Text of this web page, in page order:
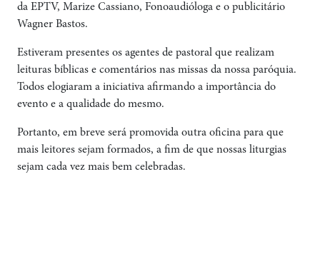
da EPTV, Marize Cassiano, Fonoaudióloga e o publicitário
Wagner Bastos.
Estiveram presentes os agentes de pastoral que realizam
leituras bíblicas e comentários nas missas da nossa paróquia.
Todos elogiaram a iniciativa afirmando a importância do
evento e a qualidade do mesmo.
Portanto, em breve será promovida outra oficina para que
mais leitores sejam formados, a fim de que nossas liturgias
sejam cada vez mais bem celebradas.